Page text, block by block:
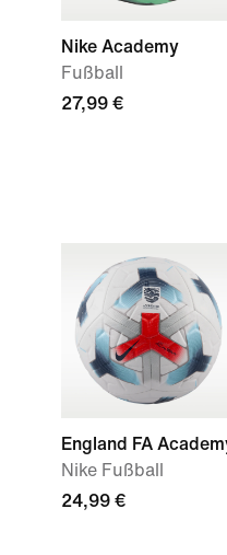
Nike Academy
Fußball
27,99 €
England FA
Nike Fußball
24,99 €